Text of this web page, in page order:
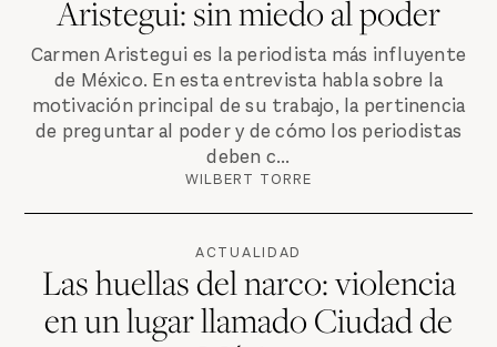
Aristegui: sin miedo al poder
Carmen Aristegui es la periodista más influyente
de México. En esta entrevista habla sobre la
motivación principal de su trabajo, la pertinencia
de preguntar al poder y de cómo los periodistas
deben c...
WILBERT TORRE
ACTUALIDAD
Las huellas del narco: violencia
en un lugar llamado Ciudad de